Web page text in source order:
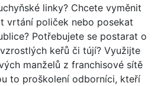
linky? Chcete vyměnit
vrtání poliček nebo posekat
Potřebujete se postarat o
keřů či tújí? Využijte
manželů z franchisové sítě
to proškolení odborníci, kteří